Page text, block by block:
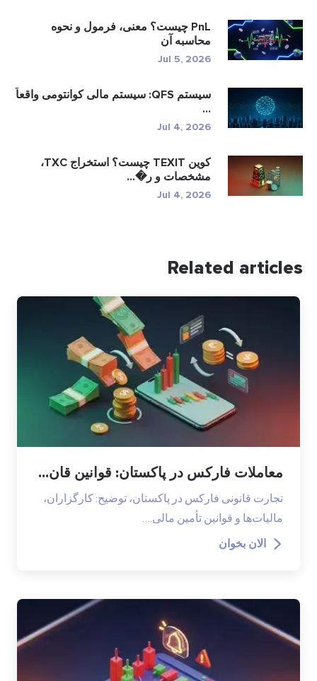
PnL چیست؟ معنی، فرمول و نحوه
محاسبه آن
Jul 5, 2026
سیستم QFS: سیستم مالی کوانتومی واقعاً
...
Jul 4, 2026
کوین TEXIT چیست؟ استخراج TXC،
مشخصات و ر�...
Jul 4, 2026
Related articles
معاملات فارکس در پاکستان: قوانین قان...
تجارت قانونی فارکس در پاکستان، توضیح: کارگزاران،
مالیات‌ها و قوانین تأمین مالی.…
الان بخوان